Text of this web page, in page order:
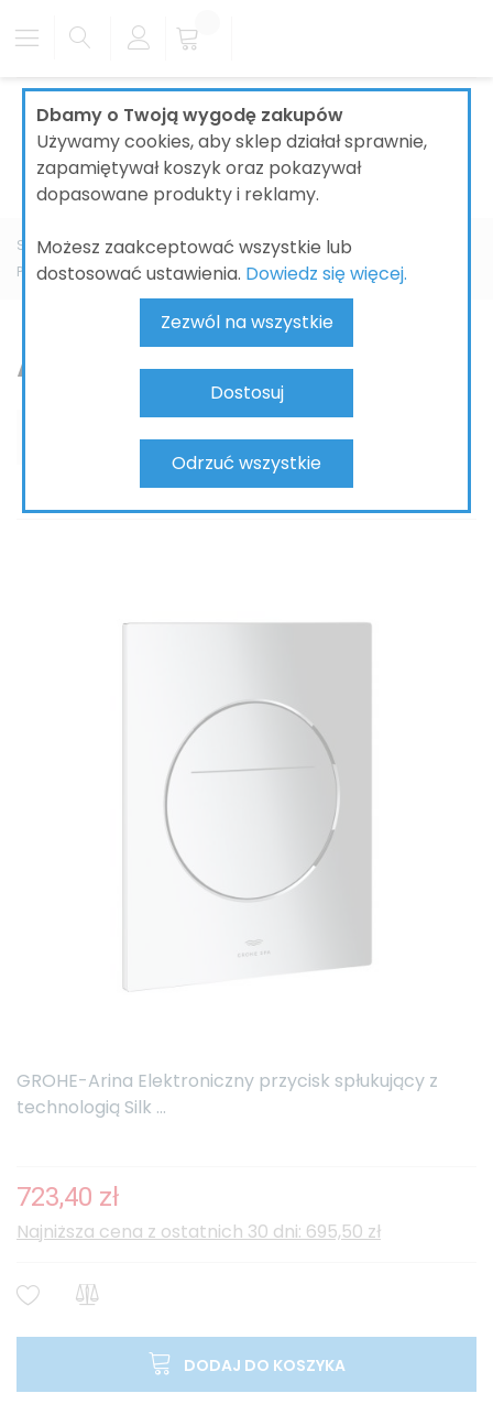
Dbamy o Twoją wygodę zakupów
Używamy cookies, aby sklep działał sprawnie,
zapamiętywał koszyk oraz pokazywał
dopasowane produkty i reklamy.
Możesz zaakceptować wszystkie lub
dostosować ustawienia. Dowiedz się więcej.
Zezwól na wszystkie
Dostosuj
Odrzuć wszystkie
Strona główna ŁAZIENKI
SYSTEMY INSTALACYJNE I ODPŁYWY
PRZYCISKI DO SPŁUCZEK WC
GROHE Arina
Arina
GROHE-Arina Elektroniczny przycisk spłukujący z
technologią Silk ...
723,40 zł
Najniższa cena z ostatnich 30 dni: 695,50 zł
DODAJ DO KOSZYKA